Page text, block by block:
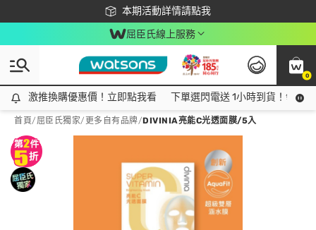
本期活動詳情請點我
下載app最高回饋$350
屈臣氏線上服務
0
激推換購優惠價！立即點我看
激推換購優惠價！立即點我看 下單選閃電送 1小時到貨！領神
首頁/ 屈臣氏獨家/ 更多自有品牌/DIVINIA亮能C光透面膜/5入